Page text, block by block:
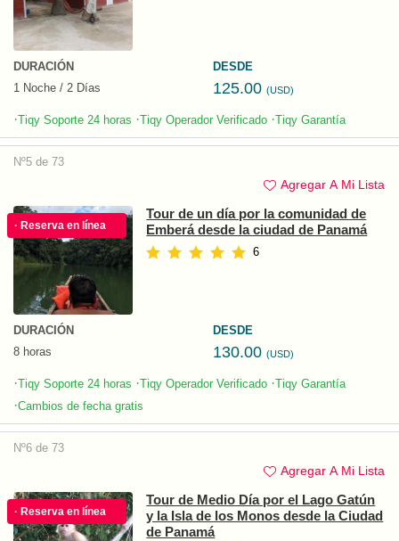
DURACIÓN
1 Noche / 2 Días
DESDE
125.00 (USD)
·Tiqy Soporte 24 horas ·Tiqy Operador Verificado ·Tiqy Garantía
Nº5 de 73
Agregar A Mi Lista
· Reserva en línea
Tour de un día por la comunidad de
Emberá desde la ciudad de Panamá
6
DURACIÓN
8 horas
DESDE
130.00 (USD)
·Tiqy Soporte 24 horas ·Tiqy Operador Verificado ·Tiqy Garantía
·Cambios de fecha gratis
Nº6 de 73
Agregar A Mi Lista
· Reserva en línea
Tour de Medio Día por el Lago Gatún
y la Isla de los Monos desde la Ciudad
de Panamá